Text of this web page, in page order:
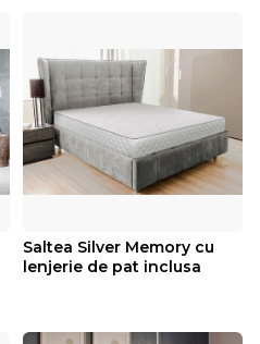
Saltea Silver Memory cu
lenjerie de pat inclusa